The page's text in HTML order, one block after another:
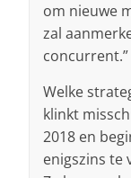
om nieuwe
zal
concurrent.”
Welke
klinkt
2018 en
enigszins te